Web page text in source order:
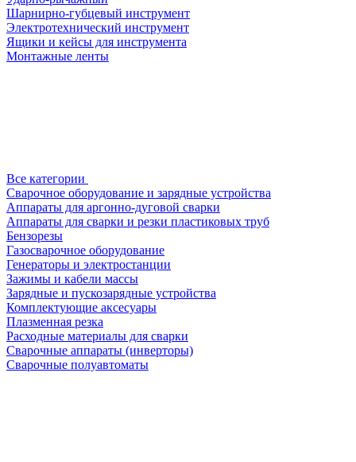
Шарнирно-губцевый инструмент
Электротехнический инструмент
Ящики и кейсы для инструмента
Монтажные ленты
Все категории
Сварочное оборудование и зарядные устройства
Аппараты для аргонно-дуговой сварки
Аппараты для сварки и резки пластиковых труб
Бензорезы
Газосварочное оборудование
Генераторы и электростанции
Зажимы и кабели массы
Зарядные и пускозарядные устройства
Комплектующие аксесуары
Плазменная резка
Расходные материалы для сварки
Сварочные аппараты (инверторы)
Сварочные полуавтоматы